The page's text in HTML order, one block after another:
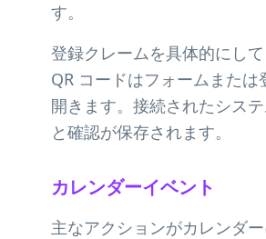
す。
登録クレームを具体的にして
QR コードはフォームまたは
開きます。接続されたシス
と確認が保存されます。
カレンダーイベント
主なアクションがカレンダ